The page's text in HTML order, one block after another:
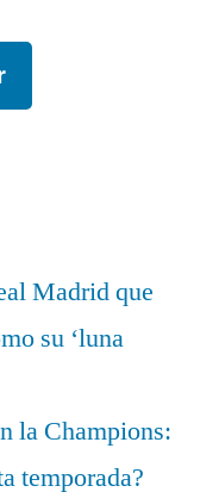
Madrid que
su ‘luna
la Champions:
temporada?